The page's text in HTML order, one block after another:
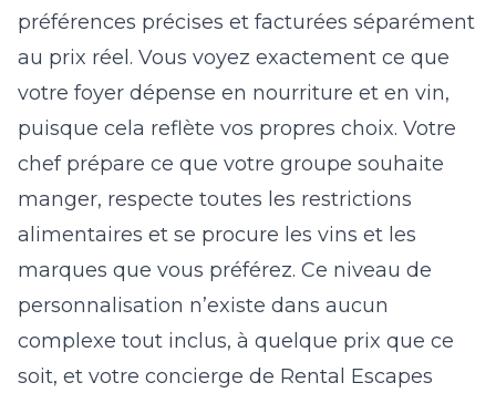
préférences précises et facturées séparément
au prix réel. Vous voyez exactement ce que
votre foyer dépense en nourriture et en vin,
puisque cela reflète vos propres choix. Votre
chef prépare ce que votre groupe souhaite
manger, respecte toutes les restrictions
alimentaires et se procure les vins et les
marques que vous préférez. Ce niveau de
personnalisation n’existe dans aucun
complexe tout inclus, à quelque prix que ce
soit, et votre concierge de Rental Escapes